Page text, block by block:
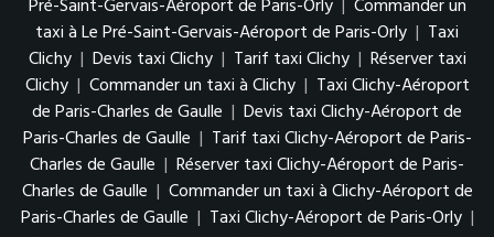
Pré-Saint-Gervais-Aéroport de Paris-Orly | Commander un
taxi à Le Pré-Saint-Gervais-Aéroport de Paris-Orly | Taxi
Clichy | Devis taxi Clichy | Tarif taxi Clichy | Réserver taxi
Clichy | Commander un taxi à Clichy | Taxi Clichy-Aéroport
de Paris-Charles de Gaulle | Devis taxi Clichy-Aéroport de
Paris-Charles de Gaulle | Tarif taxi Clichy-Aéroport de Paris-
Charles de Gaulle | Réserver taxi Clichy-Aéroport de Paris-
Charles de Gaulle | Commander un taxi à Clichy-Aéroport de
Paris-Charles de Gaulle | Taxi Clichy-Aéroport de Paris-Orly |